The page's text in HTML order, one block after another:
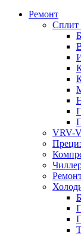
Ремонт
Сплит
VRV-